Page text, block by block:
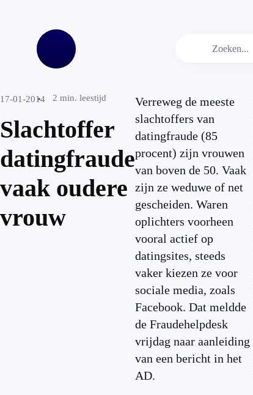
17-01-2014 2 min. leestijd
Slachtoffer
datingfraude
vaak oudere
vrouw
Verreweg de meeste
slachtoffers van
datingfraude (85
procent) zijn vrouwen
van boven de 50. Vaak
zijn ze weduwe of net
gescheiden. Waren
oplichters voorheen
vooral actief op
datingsites, steeds
vaker kiezen ze voor
sociale media, zoals
Facebook. Dat meldde
de Fraudehelpdesk
vrijdag naar aanleiding
van een bericht in het
AD.